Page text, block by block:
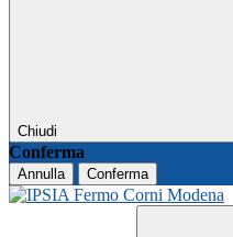
Chiudi
Conferma
Annulla Conferma